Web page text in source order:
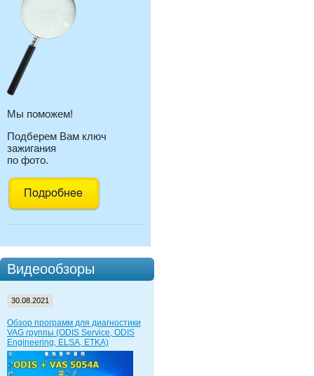
Мы поможем!
Подберем Вам ключ
зажигания
по фото.
Видеообзоры
30.08.2021
Обзор программ для диагностики
VAG группы (ODIS Service, ODIS
Engineering, ELSA, ETKA)